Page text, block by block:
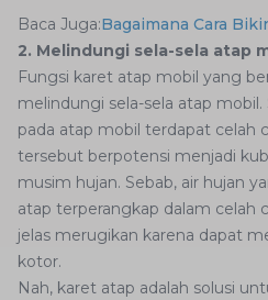
Baca Juga:Bagaimana Cara
2. Melindungi sela-sela atap
Fungsi karet atap mobil yang
melindungi sela-sela atap
pada atap mobil terdapat celah
tersebut berpotensi menjadi
musim hujan. Sebab, air hujan
atap terperangkap dalam celah
jelas merugikan karena dapat
kotor.
Nah, karet atap adalah solusi